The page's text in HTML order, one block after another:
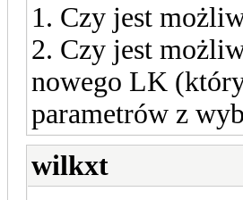
1. Czy jest
2. Czy jest
nowego LK (który
parametrów z
wilkxt